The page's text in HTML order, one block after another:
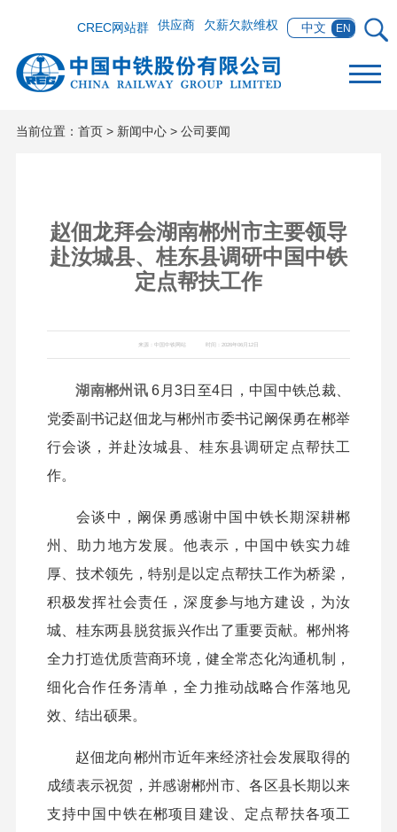
中文 EN
欠薪欠款维权
供应商
CREC网站群
当前位置： 首页> 新闻中心> 公司要闻
赵佃龙拜会湖南郴州市主要领导
赴汝城县、桂东县调研中国中铁
定点帮扶工作
来源：中国中铁网站 时间：2026年06月12日
湖南郴州讯6月3日至4日，中国中铁总裁、
党委副书记赵佃龙与郴州市委书记阚保勇在郴举
行会谈，并赴汝城县、桂东县调研定点帮扶工
作。
会谈中，阚保勇感谢中国中铁长期深耕郴
州、助力地方发展。他表示，中国中铁实力雄
厚、技术领先，特别是以定点帮扶工作为桥梁，
积极发挥社会责任，深度参与地方建设，为汝
城、桂东两县脱贫振兴作出了重要贡献。郴州将
全力打造优质营商环境，健全常态化沟通机制，
细化合作任务清单，全力推动战略合作落地见
效、结出硕果。
赵佃龙向郴州市近年来经济社会发展取得的
成绩表示祝贺，并感谢郴州市、各区县长期以来
支持中国中铁在郴项目建设、定点帮扶各项工